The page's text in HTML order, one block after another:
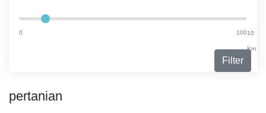
0 10
Km
100
Filter
pertanian